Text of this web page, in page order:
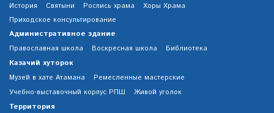
История Святыни Роспись храма
Хоры Храма
Приходское консультирование
Административное здание
Православная школа Воскресная школа Библиотека
Казачий хуторок
Музей в хате Атамана
Ремесленные мастерские
Учебно-выставочный корпус РПШ
Живой уголок
Территория